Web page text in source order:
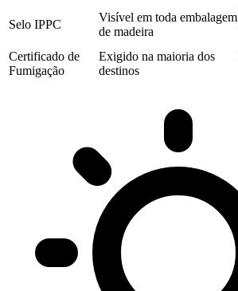
Selo IPPC
Visível em toda embalagem
de madeira
Certificado de
Fumigação
Exigido na maioria dos
destinos